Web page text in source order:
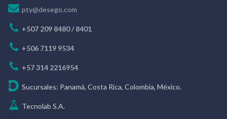
pty@desego.com
+507 209 8480 / 8401
+506 7119 9534
+57 314 2216954
Sucursales: Panamá, Costa Rica, Colombia, México.
Tecnolab S.A.